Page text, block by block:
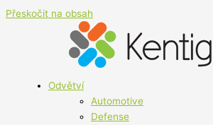
Přeskočit na obsah
Odvětví
Automotive
Defense